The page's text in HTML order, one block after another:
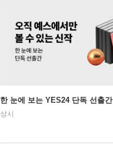
한 눈에 보는 YES24 단독 선출간
상시